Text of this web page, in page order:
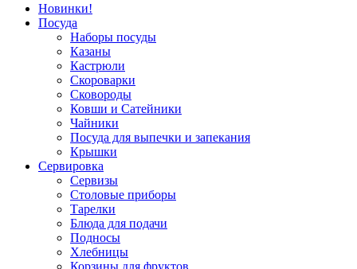
Новинки!
Посуда
Наборы посуды
Казаны
Кастрюли
Скороварки
Сковороды
Ковши и Сатейники
Чайники
Посуда для выпечки и запекания
Крышки
Сервировка
Сервизы
Столовые приборы
Тарелки
Блюда для подачи
Подносы
Хлебницы
Корзины для фруктов